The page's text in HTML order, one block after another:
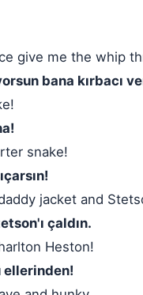
give me the whip
bana kırbacı
snake!
jacket and
çaldın.
Heston!
ellerinden!